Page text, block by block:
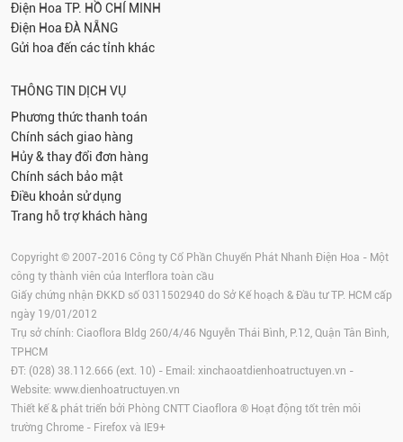
Điện Hoa TP. HỒ CHÍ MINH
Điện Hoa ĐÀ NẴNG
Gửi hoa đến các tỉnh khác
THÔNG TIN DỊCH VỤ
Phương thức thanh toán
Chính sách giao hàng
Hủy & thay đổi đơn hàng
Chính sách bảo mật
Điều khoản sử dụng
Trang hỗ trợ khách hàng
Copyright © 2007-2016 Công ty Cổ Phần Chuyển Phát Nhanh Điện Hoa - Một
công ty thành viên của Interflora toàn cầu
Giấy chứng nhận ĐKKD số 0311502940 do Sở Kế hoạch & Đầu tư TP. HCM cấp
ngày 19/01/2012
Trụ sở chính: Ciaoflora Bldg 260/4/46 Nguyễn Thái Bình, P.12, Quận Tân Bình,
TPHCM
ĐT: (028) 38.112.666 (ext. 10) - Email: xinchaoatdienhoatructuyen.vn -
Website: www.dienhoatructuyen.vn
Thiết kế & phát triển bởi Phòng CNTT Ciaoflora ® Hoạt động tốt trên môi
trường Chrome - Firefox và IE9+